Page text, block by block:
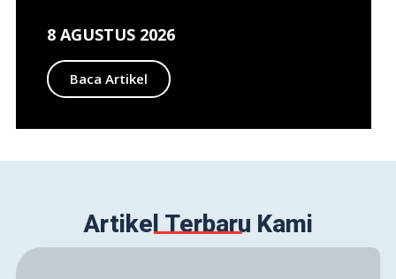
8 AGUSTUS 2026
Baca Artikel
Artikel Terbaru Kami